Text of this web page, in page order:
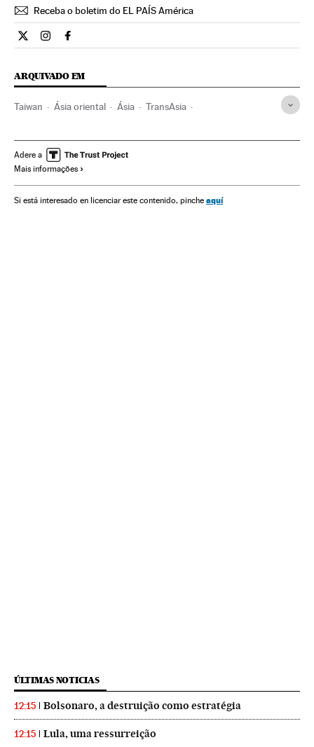
Receba o boletim do EL PAÍS América
Internacional El País Brasil en Twitter
Internacional El País Brasil en Instagram
Internacional El País Brasil en Facebook
ARQUIVADO EM
Taiwan Ásia oriental Ásia TransAsia
Transporte aéreo Empresas transporte
Acontecimentos
Adere a
Mais informações
Si está interesado en licenciar este contenido, pinche aquí
ÚLTIMAS NOTICIAS
12:15 Bolsonaro, a destruição como estratégia
12:15 Lula, uma ressurreição